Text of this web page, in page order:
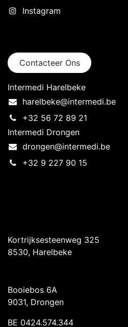
Instagram
Contacteer Ons
Intermedi Harelbeke
harelbeke@intermedi.be
+32 56 72 89 21
Intermedi Drongen
drongen@intermedi.be
+32 9 227 90 15
Kortrijksesteenweg 325
8530, Harelbeke
Booiebos 6A
9031, Drongen
BE 0424.574.344